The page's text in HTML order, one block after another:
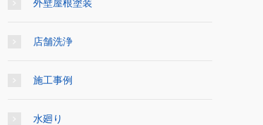
外壁屋根塗装
店舗洗浄
施工事例
水廻り